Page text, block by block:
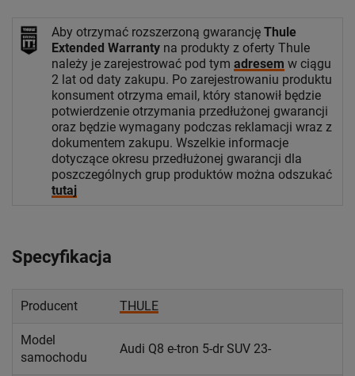
Aby otrzymać rozszerzoną gwarancję Thule
Extended Warranty na produkty z oferty Thule
należy je zarejestrować pod tym adresem w ciągu
2 lat od daty zakupu. Po zarejestrowaniu produktu
konsument otrzyma email, który stanowił będzie
potwierdzenie otrzymania przedłużonej gwarancji
oraz będzie wymagany podczas reklamacji wraz z
dokumentem zakupu. Wszelkie informacje
dotyczące okresu przedłużonej gwarancji dla
poszczególnych grup produktów można odszukać
tutaj
Specyfikacja
Producent THULE
Model
samochodu
Audi Q8 e-tron 5-dr SUV 23-